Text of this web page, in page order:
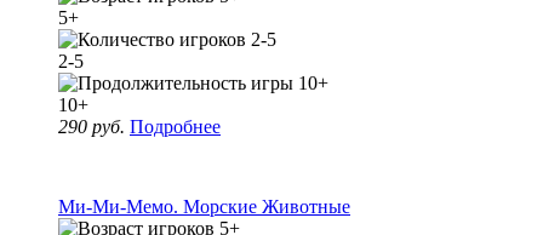
5+
2-5
10+
290 руб. Подробнее
Ми-Ми-Мемо. Морские Животные